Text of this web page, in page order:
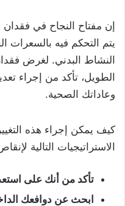
إن مفتاح النجاح في
يتم التحكم فيه بالسعرات
النشاط البدني. لغرض
الطويل، تأكد من إجراء
وعاداتك الصحية.
كيف يمكن إجراء هذه
الاستراتيجيات التالية
تأكد من أنك على
ابحث عن دوافعك